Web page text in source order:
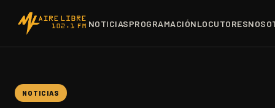
NOTICIASPROGRAMACIÓNLOCUTORES
NOTICIAS